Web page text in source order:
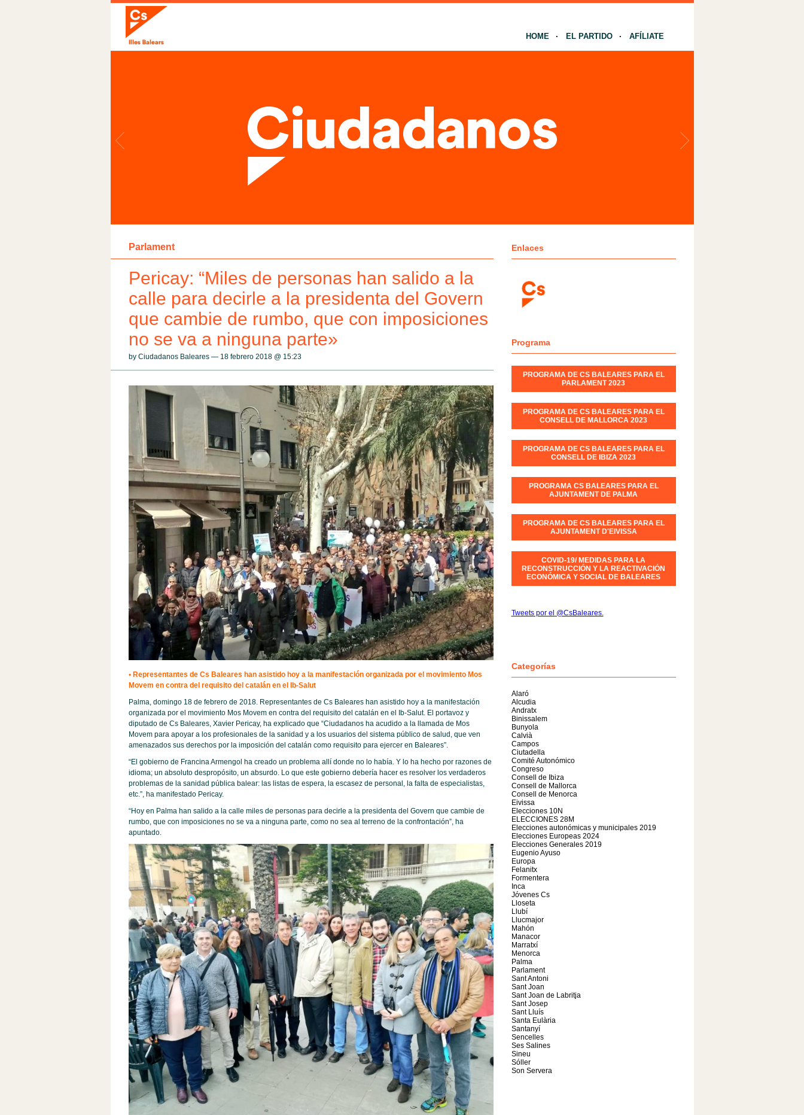
HOME EL PARTIDO AFÍLIATE
Parlament
Pericay: “Miles de personas han salido a la
calle para decirle a la presidenta del Govern
que cambie de rumbo, que con imposiciones
no se va a ninguna parte»
by Ciudadanos Baleares — 18 febrero 2018 @ 15:23
• Representantes de Cs Baleares han asistido hoy a la manifestación organizada por el movimiento Mos
Movem en contra del requisito del catalán en el Ib-Salut
Palma, domingo 18 de febrero de 2018. Representantes de Cs Baleares han asistido hoy a la manifestación
organizada por el movimiento Mos Movem en contra del requisito del catalán en el Ib-Salut. El portavoz y
diputado de Cs Baleares, Xavier Pericay, ha explicado que “Ciudadanos ha acudido a la llamada de Mos
Movem para apoyar a los profesionales de la sanidad y a los usuarios del sistema público de salud, que ven
amenazados sus derechos por la imposición del catalán como requisito para ejercer en Baleares”.
“El gobierno de Francina Armengol ha creado un problema allí donde no lo había. Y lo ha hecho por razones de
idioma; un absoluto despropósito, un absurdo. Lo que este gobierno debería hacer es resolver los verdaderos
problemas de la sanidad pública balear: las listas de espera, la escasez de personal, la falta de especialistas,
etc.”, ha manifestado Pericay.
“Hoy en Palma han salido a la calle miles de personas para decirle a la presidenta del Govern que cambie de
rumbo, que con imposiciones no se va a ninguna parte, como no sea al terreno de la confrontación”, ha
apuntado.
Enlaces
Programa
PROGRAMA DE CS BALEARES PARA EL
PARLAMENT 2023
PROGRAMA DE CS BALEARES PARA EL
CONSELL DE MALLORCA 2023
PROGRAMA DE CS BALEARES PARA EL
CONSELL DE IBIZA 2023
PROGRAMA CS BALEARES PARA EL
AJUNTAMENT DE PALMA
PROGRAMA DE CS BALEARES PARA EL
AJUNTAMENT D'EIVISSA
COVID-19/ MEDIDAS PARA LA
RECONSTRUCCIÓN Y LA REACTIVACIÓN
ECONÓMICA Y SOCIAL DE BALEARES
Tweets por el @CsBaleares.
Categorías
Alaró
Alcudia
Andratx
Binissalem
Bunyola
Calvià
Campos
Ciutadella
Comité Autonómico
Congreso
Consell de Ibiza
Consell de Mallorca
Consell de Menorca
Eivissa
Elecciones 10N
ELECCIONES 28M
Elecciones autonómicas y municipales 2019
Elecciones Europeas 2024
Elecciones Generales 2019
Eugenio Ayuso
Europa
Felanitx
Formentera
Inca
Jóvenes Cs
Lloseta
Llubí
Llucmajor
Mahón
Manacor
Marratxí
Menorca
Palma
Parlament
Sant Antoni
Sant Joan
Sant Joan de Labritja
Sant Josep
Sant Lluís
Santa Eulària
Santanyí
Sencelles
Ses Salines
Sineu
Sóller
Son Servera